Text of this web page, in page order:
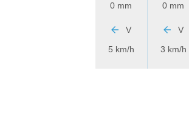
0 mm
V
5 km/h
0 mm
V
3 km/h